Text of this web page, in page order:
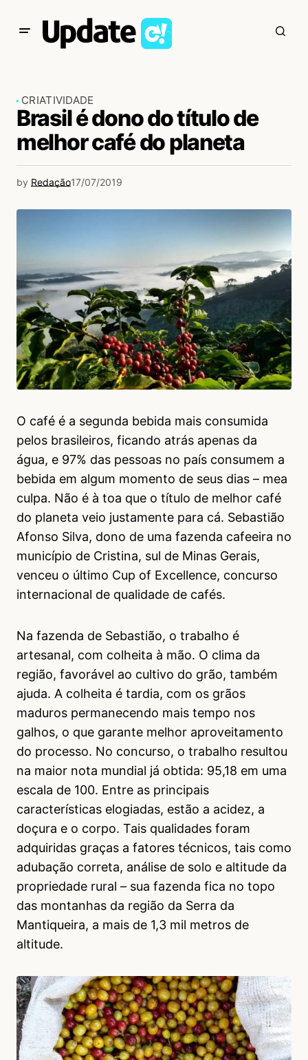
CRIATIVIDADE
Brasil é dono do título de
melhor café do planeta
by Redação17/07/2019
O café é a segunda bebida mais consumida
pelos brasileiros, ficando atrás apenas da
água, e 97% das pessoas no país consumem a
bebida em algum momento de seus dias – mea
culpa. Não é à toa que o título de melhor café
do planeta veio justamente para cá. Sebastião
Afonso Silva, dono de uma fazenda cafeeira no
município de Cristina, sul de Minas Gerais,
venceu o último Cup of Excellence, concurso
internacional de qualidade de cafés.
Na fazenda de Sebastião, o trabalho é
artesanal, com colheita à mão. O clima da
região, favorável ao cultivo do grão, também
ajuda. A colheita é tardia, com os grãos
maduros permanecendo mais tempo nos
galhos, o que garante melhor aproveitamento
do processo. No concurso, o trabalho resultou
na maior nota mundial já obtida: 95,18 em uma
escala de 100. Entre as principais
características elogiadas, estão a acidez, a
doçura e o corpo. Tais qualidades foram
adquiridas graças a fatores técnicos, tais como
adubação correta, análise de solo e altitude da
propriedade rural – sua fazenda fica no topo
das montanhas da região da Serra da
Mantiqueira, a mais de 1,3 mil metros de
altitude.